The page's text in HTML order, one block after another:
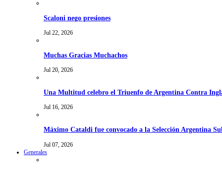
Scaloni nego presiones
Jul 22, 2026
Muchas Gracias Muchachos
Jul 20, 2026
Una Multitud celebro el Triuenfo de Argentina Contra
Jul 16, 2026
Máximo Cataldi fue convocado a la Selección Argentina
Jul 07, 2026
Generales